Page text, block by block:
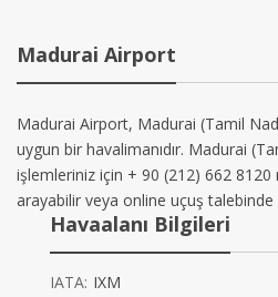
Madurai Airport
Madurai Airport, Madurai (Tamil
uygun bir havalimanıdır. Madurai
işlemleriniz için + 90 (212) 662
arayabilir veya online uçuş talebinde
Havaalanı Bilgileri
IATA: IXM